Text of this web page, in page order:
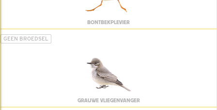
BONTBEKPLEVIER
GEEN BROEDSEL
GRAUWE VLIEGENVANGER